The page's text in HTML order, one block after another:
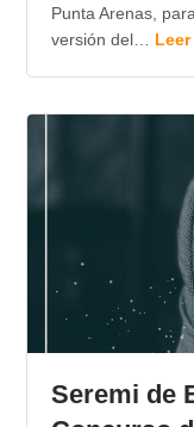
Punta Arenas,
versión del…
Seremi de